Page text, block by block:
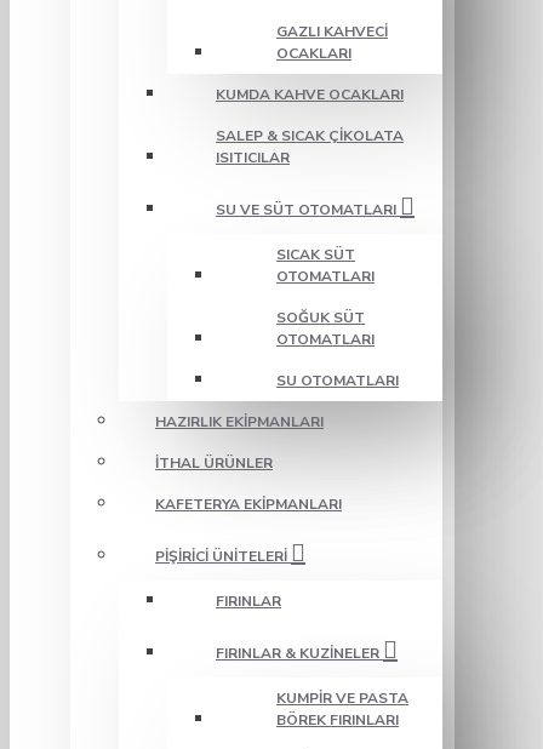
GAZLI KAHVECI
OCAKLARI
KUMDA KAHVE OCAKLARI
SALEP & SICAK ÇIKOLATA
ISITICILAR
SU VE SÜT OTOMATLARI
SICAK SÜT
OTOMATLARI
SOĞUK SÜT
OTOMATLARI
SU OTOMATLARI
HAZIRLIK EKIPMANLARI
İTHAL ÜRÜNLER
KAFETERYA EKIPMANLARI
PIŞIRICI ÜNITELERI
FIRINLAR
FIRINLAR & KUZINELER
KUMPIR VE PASTA
BÖREK FIRINLARI